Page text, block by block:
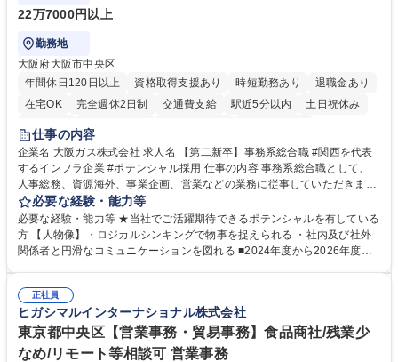
22万7000円以上
勤務地
大阪府大阪市中央区
年間休日120日以上
資格取得支援あり 時短勤務あり
退職金あり
在宅OK
完全週休2日制 交通費支給 駅近5分以内
土日祝休み
服装自由
第二新卒歓迎
仕事の内容
企業名 大阪ガス株式会社 求人名 【第二新卒】事務系総合職 #関西を代表
するインフラ企業 #ポテンシャル採用 仕事の内容 事務系総合職として、
人事総務、資源海外、事業企画、営業などの業務に従事していただきま
す。 【業務内容の一例】■所属事業部の勤労業務 ■海外に関係する各種業
務 ■営業部門の企画スタッフ、ルート営業 【キャリアパス】入社後の配属
ポジションで一定期間ご活躍頂いた後、本人の適性及び将来のキャリアを
鑑みてジョブローテーションを行います。 【育成】OJTでの現場育成や研
表するインフラ企業 #ポテンシャル採用
必要な経験・能力等
必要な経験・能力等 ★当社でご活躍期待できるポテンシャルを有している
方 【人物像】・ロジカルシンキングで物事を捉えられる ・社内及び社外
関係者と円滑なコミュニケーションを図れる ■2024年度から2026年度ま
72.html ■エネルギーセキュリティの不安定化や気候変動による自然災害の
甚大化など、これまで以上に社会課題解決の重要性が高まっています。
「未来の日常」の創造に向けて持続可能な社会の実現に貢献してまいりま
す。 学歴・資格 学歴：大学院 大学 語学力： 資格：
正社員
ヒガシマルインターナショナル株式会社
東京都中央区【営業事務・貿易事務】食品商社/残業少
なめ/リモート等相談可 営業事務